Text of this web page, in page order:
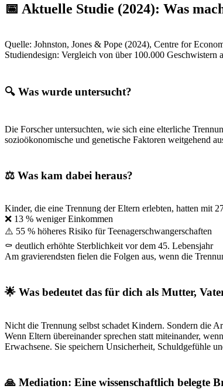
📅 Aktuelle Studie (2024): Was
Quelle: Johnston, Jones & Pope (2024), Centre for
Studiendesign: Vergleich von über 100.000 Geschwistern
🔍 Was wurde untersucht?
Die Forscher untersuchten, wie sich eine elterliche
sozioökonomische und genetische Faktoren weitgehend
⚖️ Was kam dabei heraus?
Kinder, die eine Trennung der Eltern erlebten, hatten mit
❌ 13 % weniger Einkommen
⚠️ 55 % höheres Risiko für Teenagerschwangerschaften
⚰️ deutlich erhöhte Sterblichkeit vor dem 45. Lebensjahr
Am gravierendsten fielen die Folgen aus, wenn die
🌟 Was bedeutet das für dich als Mutter,
Nicht die Trennung selbst schadet Kindern. Sondern die
Wenn Eltern übereinander sprechen statt miteinander,
Erwachsene. Sie speichern Unsicherheit, Schuldgefühle
🙏 Mediation: Eine wissenschaftlich belegte